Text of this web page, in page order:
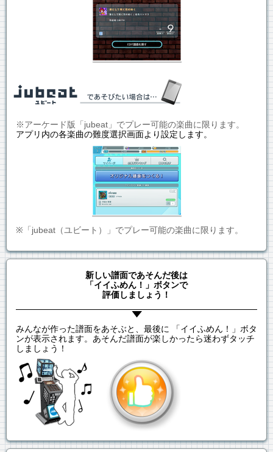
※アーケード版「jubeat」でプレー可能の楽曲に限ります。
アプリ内の各楽曲の難度選択画面より設定します。
※「jubeat（ユビート）」でプレー可能の楽曲に限ります。
新しい譜面であそんだ後は
「イイふめん！」ボタンで
評価しましょう！
みんなが作った譜面をあそぶと、最後に 「イイふめん！」ボタ
ンが表示されます。あそんだ譜面が楽しかったら迷わずタッチ
しましょう！